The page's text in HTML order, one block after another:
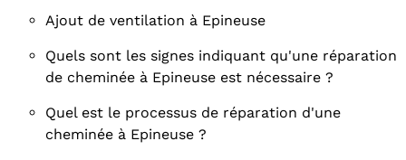
Ajout de ventilation à Epineuse
Quels sont les signes indiquant qu'une réparation
de cheminée à Epineuse est nécessaire ?
Quel est le processus de réparation d'une
cheminée à Epineuse ?